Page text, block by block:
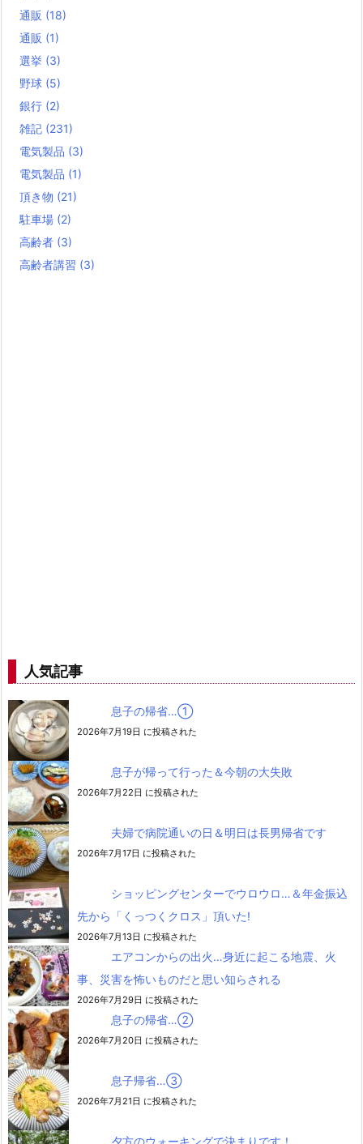
通販 (18)
通販 (1)
選挙 (3)
野球 (5)
銀行 (2)
雑記 (231)
電気製品 (3)
電気製品 (1)
頂き物 (21)
駐車場 (2)
高齢者 (3)
高齢者講習 (3)
人気記事
息子の帰省…➀
2026年7月19日 に投稿された
息子が帰って行った＆今朝の大失敗
2026年7月22日 に投稿された
夫婦で病院通いの日＆明日は長男帰省です
2026年7月17日 に投稿された
ショッピングセンターでウロウロ…＆年金振込
先から「くっつくクロス」頂いた!
2026年7月13日 に投稿された
エアコンからの出火…身近に起こる地震、火
事、災害を怖いものだと思い知らされる
2026年7月29日 に投稿された
息子の帰省…②
2026年7月20日 に投稿された
息子帰省…③
2026年7月21日 に投稿された
夕方のウォーキングで決まりです！